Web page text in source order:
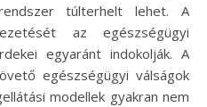
túlterhelt lehet. A
az egészségügyi
egyaránt indokolják. A
egészségügyi válságok
modellek gyakran nem